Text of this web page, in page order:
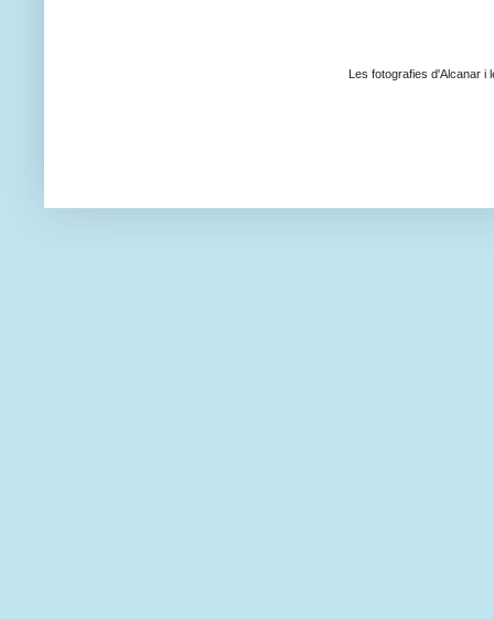
Les fotografies d'Alcanar i